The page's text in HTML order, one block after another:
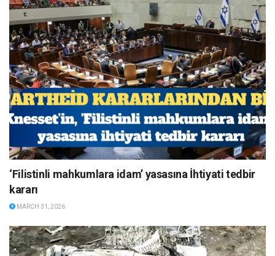
‘Filistinli mahkumlara idam’ yasasına İhtiyati tedbir
kararı
MARCH 31, 2026